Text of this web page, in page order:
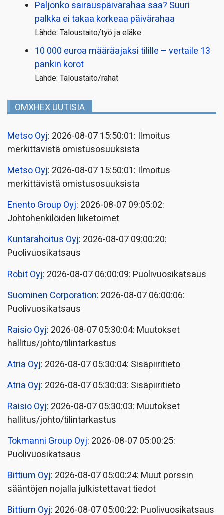
Paljonko sairauspäivä­rahaa saa? Suuri
palkka ei takaa korkeaa päivärahaa
Lähde: Taloustaito/työ ja eläke
10 000 euroa määräajaksi tilille – vertaile 13
pankin korot
Lähde: Taloustaito/rahat
OMXHEX UUTISIA
Metso Oyj: 2026-08-07 15:50:01: Ilmoitus
merkittävistä omistusosuuksista
Metso Oyj: 2026-08-07 15:50:01: Ilmoitus
merkittävistä omistusosuuksista
Enento Group Oyj: 2026-08-07 09:05:02:
Johtohenkilöiden liiketoimet
Kuntarahoitus Oyj: 2026-08-07 09:00:20:
Puolivuosikatsaus
Robit Oyj: 2026-08-07 06:00:09: Puolivuosikatsaus
Suominen Corporation: 2026-08-07 06:00:06:
Puolivuosikatsaus
Raisio Oyj: 2026-08-07 05:30:04: Muutokset
hallitus/johto/tilintarkastus
Atria Oyj: 2026-08-07 05:30:04: Sisäpiiritieto
Atria Oyj: 2026-08-07 05:30:03: Sisäpiiritieto
Raisio Oyj: 2026-08-07 05:30:03: Muutokset
hallitus/johto/tilintarkastus
Tokmanni Group Oyj: 2026-08-07 05:00:25:
Puolivuosikatsaus
Bittium Oyj: 2026-08-07 05:00:24: Muut pörssin
sääntöjen nojalla julkistettavat tiedot
Bittium Oyj: 2026-08-07 05:00:22: Puolivuosikatsaus